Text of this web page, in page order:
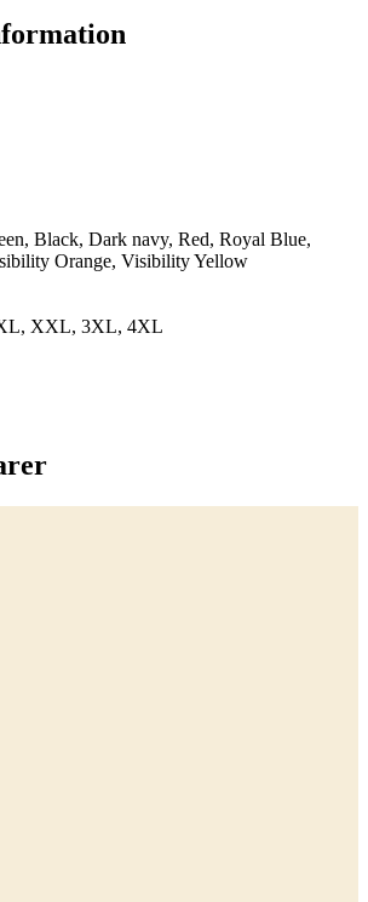
Black, Dark navy, Red, Royal Blue,
Orange, Visibility Yellow
XXL, 3XL, 4XL